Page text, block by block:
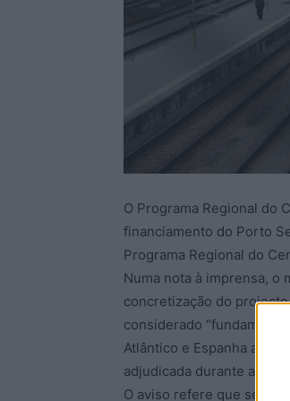
O Programa Regional do
financiamento do Porto
Programa Regional do
Numa nota à imprensa, o
concretização do
considerado
Atlântico e Espanha
adjudicada durante as
O aviso refere que se